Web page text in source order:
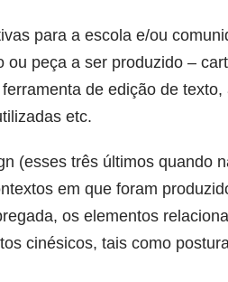
para a escola e/ou
peça a ser produzido –
de edição de texto,
etc.
(esses três últimos quando
em que foram
os elementos
cinésicos, tais como